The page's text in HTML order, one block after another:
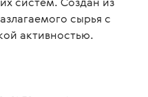
сырья с
активностью.